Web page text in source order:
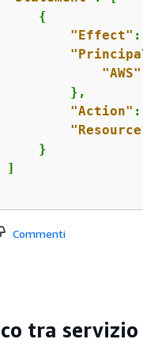
{
"Effect" :
"AWS"
},
"Action" :
}
]
Commenti
tra